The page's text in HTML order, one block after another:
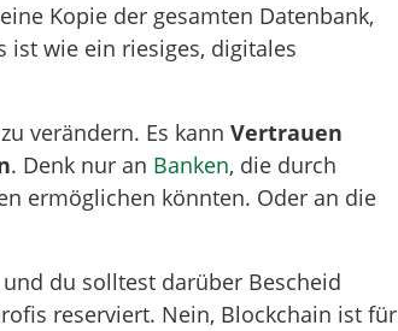
Kopie der gesamten Datenbank,
ist wie ein riesiges, digitales
verändern. Es kannVertrauen
. Denk nur an Banken, die durch
ermöglichen könnten. Oder an die
du solltest darüber Bescheid
reserviert. Nein, Blockchain ist für